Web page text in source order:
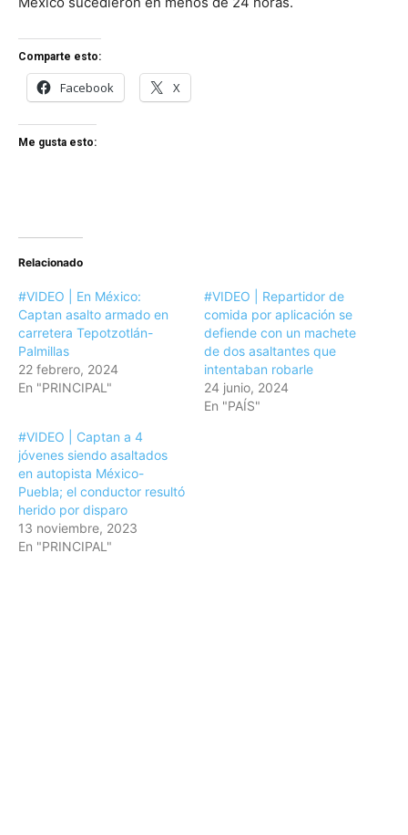
Comparte esto:
Facebook X
Me gusta esto:
Relacionado
#VIDEO | En México:
Captan asalto armado en
carretera Tepotzotlán-
Palmillas
22 febrero, 2024
En "PRINCIPAL"
#VIDEO | Repartidor de
comida por aplicación se
defiende con un machete
de dos asaltantes que
intentaban robarle
24 junio, 2024
En "PAÍS"
#VIDEO | Captan a 4
jóvenes siendo asaltados
en autopista México-
Puebla; el conductor resultó
herido por disparo
13 noviembre, 2023
En "PRINCIPAL"